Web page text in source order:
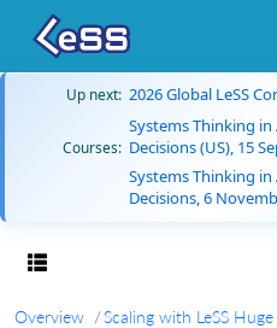
Up next: 2026 Global LeSS
Courses:
Systems Thinking
Decisions (US), 15
Systems Thinking
Decisions, 6
Toggle navigation
Overview Scaling with LeSS Huge